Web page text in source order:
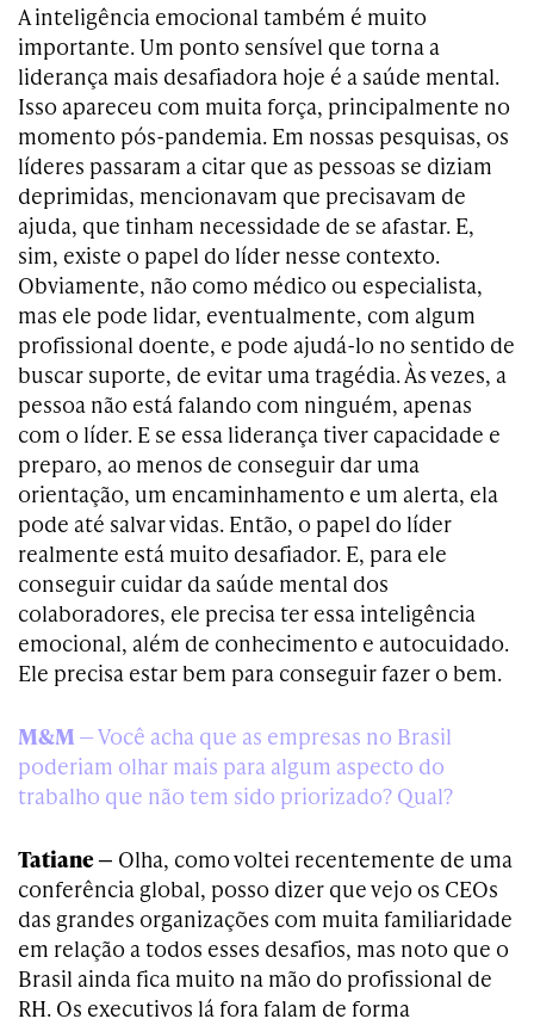
A inteligência emocional também é muito
importante. Um ponto sensível que torna a
liderança mais desafiadora hoje é a saúde mental.
Isso apareceu com muita força, principalmente no
momento pós-pandemia. Em nossas pesquisas, os
líderes passaram a citar que as pessoas se diziam
deprimidas, mencionavam que precisavam de
ajuda, que tinham necessidade de se afastar. E,
sim, existe o papel do líder nesse contexto.
Obviamente, não como médico ou especialista,
mas ele pode lidar, eventualmente, com algum
profissional doente, e pode ajudá-lo no sentido de
buscar suporte, de evitar uma tragédia. Às vezes, a
pessoa não está falando com ninguém, apenas
com o líder. E se essa liderança tiver capacidade e
preparo, ao menos de conseguir dar uma
orientação, um encaminhamento e um alerta, ela
pode até salvar vidas. Então, o papel do líder
realmente está muito desafiador. E, para ele
conseguir cuidar da saúde mental dos
colaboradores, ele precisa ter essa inteligência
emocional, além de conhecimento e autocuidado.
Ele precisa estar bem para conseguir fazer o bem.
M&M — Você acha que as empresas no Brasil
poderiam olhar mais para algum aspecto do
trabalho que não tem sido priorizado? Qual?
Tatiane — Olha, como voltei recentemente de uma
conferência global, posso dizer que vejo os CEOs
das grandes organizações com muita familiaridade
em relação a todos esses desafios, mas noto que o
Brasil ainda fica muito na mão do profissional de
RH. Os executivos lá fora falam de forma